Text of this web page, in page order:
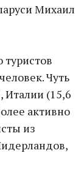
Михаил
Чуть
(15,6
активно
из